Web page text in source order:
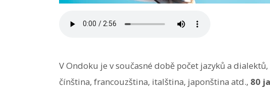
V Ondoku je v současné době počet jazyků a
čínština, francouzština, italština, japonština atd., 80